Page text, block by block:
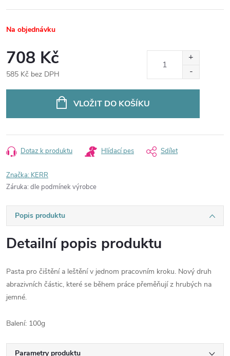
Na objednávku
708 Kč
585 Kč bez DPH
VLOŽIT DO KOŠÍKU
Dotaz k produktu Hlídací pes Sdílet
Značka: KERR
Záruka: dle podmínek výrobce
Popis produktu
Detailní popis produktu
Pasta pro čištění a leštění v jednom pracovním kroku. Nový druh
abrazivních částic, které se během práce přeměňují z hrubých na
jemné.
Balení: 100g
Parametry produktu